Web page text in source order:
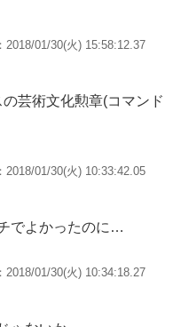
：2018/01/30(火) 15:58:12.37
芸術文化勲章(コマンド
：2018/01/30(火) 10:33:42.05
でよかったのに…
：2018/01/30(火) 10:34:18.27